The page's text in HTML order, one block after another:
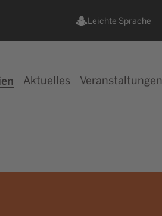
Leichte Sprache
Aktuelles Veranstaltungen